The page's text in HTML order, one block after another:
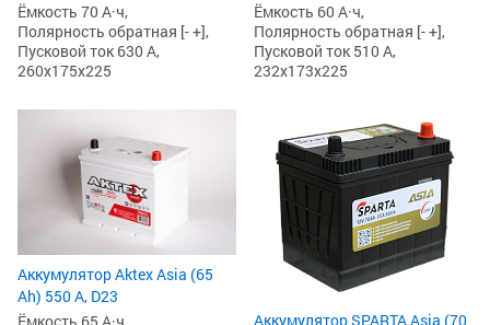
Ёмкость 70 А·ч,
Полярность обратная [- +],
Пусковой ток 630 А,
260x175x225
Ёмкость 60 А·ч,
Полярность обратная [- +],
Пусковой ток 510 А,
232x173x225
Аккумулятор Aktex Asia (65
Ah) 550 А, D23
Аккумулятор SPARTA Asia (70